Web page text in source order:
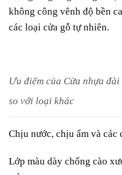
không công vênh độ bền
các loại cửa gỗ tự nhiên.
Ưu điểm của Cửa nhựa
so với loại khác
Chịu nước, chịu ẩm và các
Lớp màu dày chống cào